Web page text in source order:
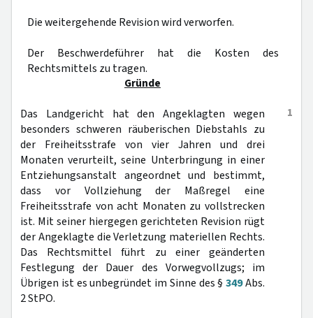
Die weitergehende Revision wird verworfen.
Der Beschwerdeführer hat die Kosten des
Rechtsmittels zu tragen.
Gründe
1
Das Landgericht hat den Angeklagten wegen
besonders schweren räuberischen Diebstahls zu
der Freiheitsstrafe von vier Jahren und drei
Monaten verurteilt, seine Unterbringung in einer
Entziehungsanstalt angeordnet und bestimmt,
dass vor Vollziehung der Maßregel eine
Freiheitsstrafe von acht Monaten zu vollstrecken
ist. Mit seiner hiergegen gerichteten Revision rügt
der Angeklagte die Verletzung materiellen Rechts.
Das Rechtsmittel führt zu einer geänderten
Festlegung der Dauer des Vorwegvollzugs; im
Übrigen ist es unbegründet im Sinne des §349Abs.
2 StPO.